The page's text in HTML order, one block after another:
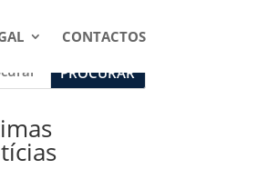
CONTACTOS
PROCURAR